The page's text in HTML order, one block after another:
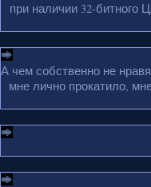
при наличии 32-битного
А чем собственно не
мне лично прокатило,